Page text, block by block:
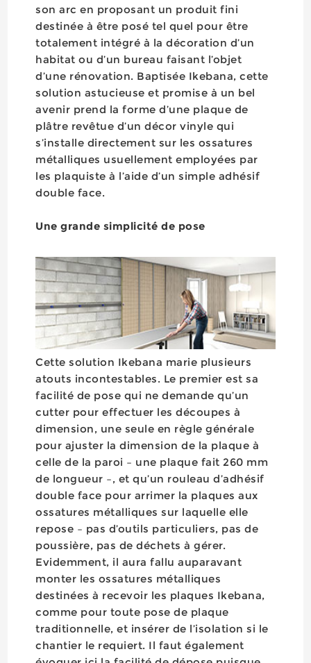
son arc en proposant un produit fini
destinée à être posé tel quel pour être
totalement intégré à la décoration d’un
habitat ou d’un bureau faisant l’objet
d’une rénovation. Baptisée Ikebana, cette
solution astucieuse et promise à un bel
avenir prend la forme d’une plaque de
plâtre revêtue d’un décor vinyle qui
s’installe directement sur les ossatures
métalliques usuellement employées par
les plaquiste à l’aide d’un simple adhésif
double face.
Une grande simplicité de pose
Cette solution Ikebana marie plusieurs
atouts incontestables. Le premier est sa
facilité de pose qui ne demande qu’un
cutter pour effectuer les découpes à
dimension, une seule en règle générale
pour ajuster la dimension de la plaque à
celle de la paroi – une plaque fait 260 mm
de longueur –, et qu’un rouleau d’adhésif
double face pour arrimer la plaques aux
ossatures métalliques sur laquelle elle
repose – pas d’outils particuliers, pas de
poussière, pas de déchets à gérer.
Evidemment, il aura fallu auparavant
monter les ossatures métalliques
destinées à recevoir les plaques Ikebana,
comme pour toute pose de plaque
traditionnelle, et insérer de l’isolation si le
chantier le requiert. Il faut également